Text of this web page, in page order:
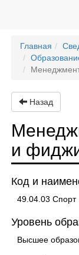
Главная
Назад
и
Код и
49.04.03 Спорт
Уровень
Высшее